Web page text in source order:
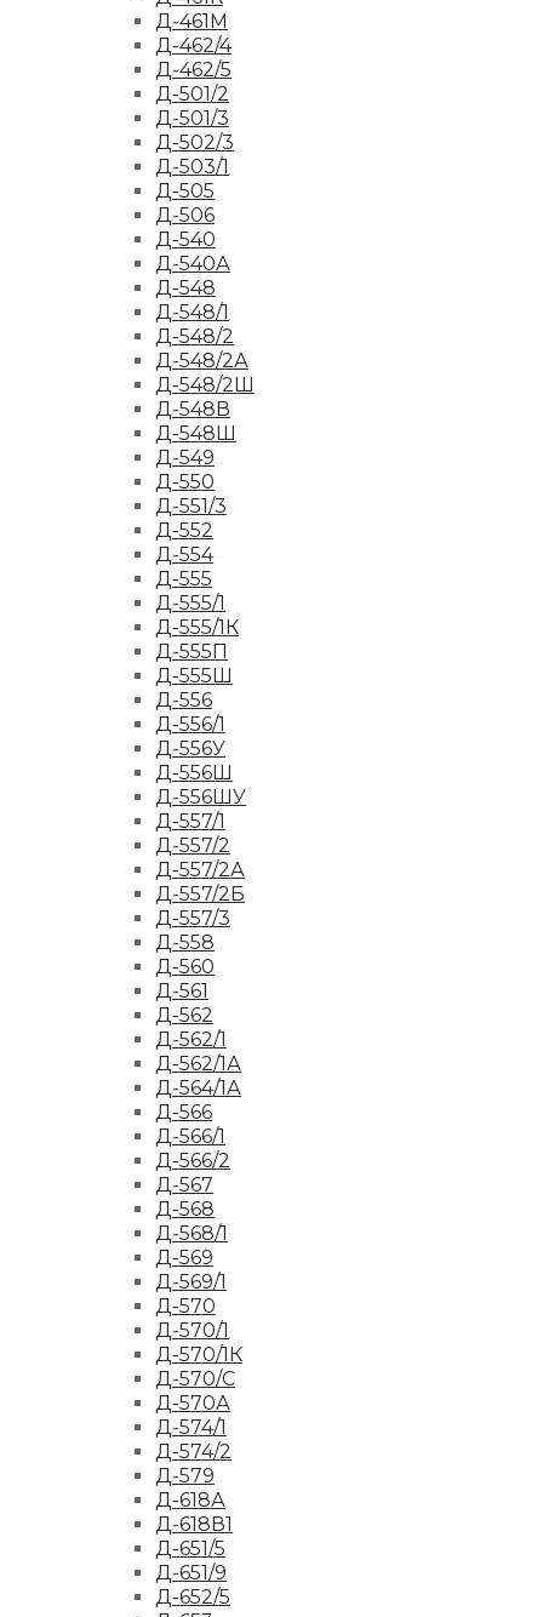
Д-461М
Д-462/4
Д-462/5
Д-501/2
Д-501/3
Д-502/3
Д-503/1
Д-505
Д-506
Д-540
Д-540А
Д-548
Д-548/1
Д-548/2
Д-548/2А
Д-548/2Ш
Д-548В
Д-548Ш
Д-549
Д-550
Д-551/3
Д-552
Д-554
Д-555
Д-555/1
Д-555/1К
Д-555П
Д-555Ш
Д-556
Д-556/1
Д-556У
Д-556Ш
Д-556ШУ
Д-557/1
Д-557/2
Д-557/2А
Д-557/2Б
Д-557/3
Д-558
Д-560
Д-561
Д-562
Д-562/1
Д-562/1А
Д-564/1А
Д-566
Д-566/1
Д-566/2
Д-567
Д-568
Д-568/1
Д-569
Д-569/1
Д-570
Д-570/1
Д-570/1К
Д-570/С
Д-570А
Д-574/1
Д-574/2
Д-579
Д-618А
Д-618В1
Д-651/5
Д-651/9
Д-652/5